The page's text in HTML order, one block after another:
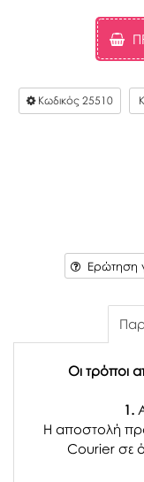
Κωδικός 25510
Ερώτηση
Οι τρόποι
1.
Η αποστολή
Courier σε